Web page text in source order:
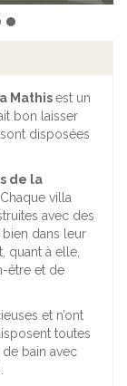
Mathisest un
bon laisser
disposées
de la
villa
avec des
dans leur
quant à elle,
être et de
et n’ont
toutes
de bain avec